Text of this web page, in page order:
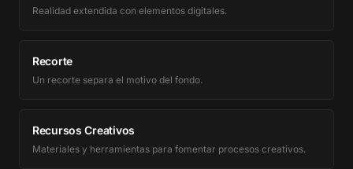
Realidad extendida con elementos digitales.
Recorte
Un recorte separa el motivo del fondo.
Recursos Creativos
Materiales y herramientas para fomentar procesos creativos.